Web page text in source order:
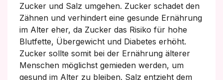
Zucker und Salz umgehen. Zucker schadet den
Zähnen und verhindert eine gesunde Ernährung
im Alter eher, da Zucker das Risiko für hohe
Blutfette, Übergewicht und Diabetes erhöht.
Zucker sollte somit bei der Ernährung älterer
Menschen möglichst gemieden werden, um
gesund im Alter zu bleiben. Salz entzieht dem